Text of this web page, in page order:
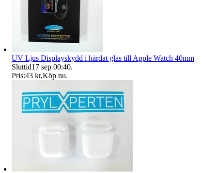
UV Ljus Displayskydd i härdat glas till Apple Watch 40mm
Sluttid17 sep 00:40.
Pris:43 kr,Köp nu.